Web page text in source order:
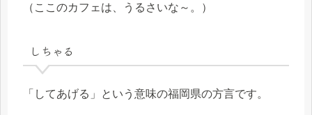
（ここのカフェは、うるさいな～。）
しちゃる
「してあげる」という意味の福岡県の方言です。